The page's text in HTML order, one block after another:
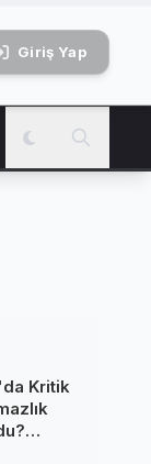
Giriş Yap
Kritik